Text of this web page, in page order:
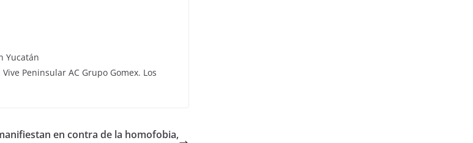
Yucatán
Peninsular AC Grupo Gomex. Los
en contra de la homofobia,